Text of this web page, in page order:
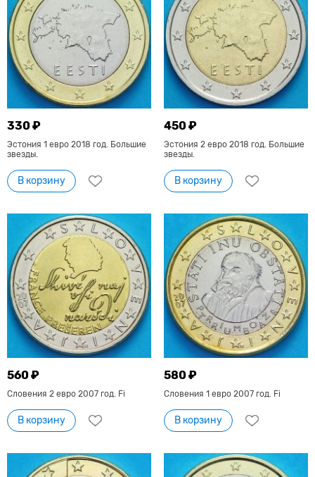
330 ₽
Эстония 1 евро 2018 год. Большие
звезды.
В корзину
450 ₽
Эстония 2 евро 2018 год. Большие
звезды.
В корзину
560 ₽
Словения 2 евро 2007 год. Fi
В корзину
580 ₽
Словения 1 евро 2007 год. Fi
В корзину